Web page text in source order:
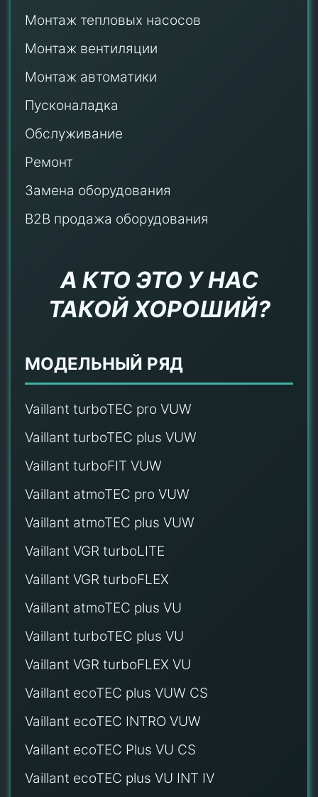
Монтаж тепловых насосов
Монтаж вентиляции
Монтаж автоматики
Пусконаладка
Обслуживание
Ремонт
Замена оборудования
B2B продажа оборудования
А КТО ЭТО У НАС
ТАКОЙ ХОРОШИЙ?
МОДЕЛЬНЫЙ РЯД
Vaillant turboTEC pro VUW
Vaillant turboTEC plus VUW
Vaillant turboFIT VUW
Vaillant atmoTEC pro VUW
Vaillant atmoTEC plus VUW
Vaillant VGR turboLITE
Vaillant VGR turboFLEX
Vaillant atmoTEC plus VU
Vaillant turboTEC plus VU
Vaillant VGR turboFLEX VU
Vaillant ecoTEC plus VUW CS
Vaillant ecoTEC INTRO VUW
Vaillant ecoTEC Plus VU CS
Vaillant ecoTEC plus VU INT IV